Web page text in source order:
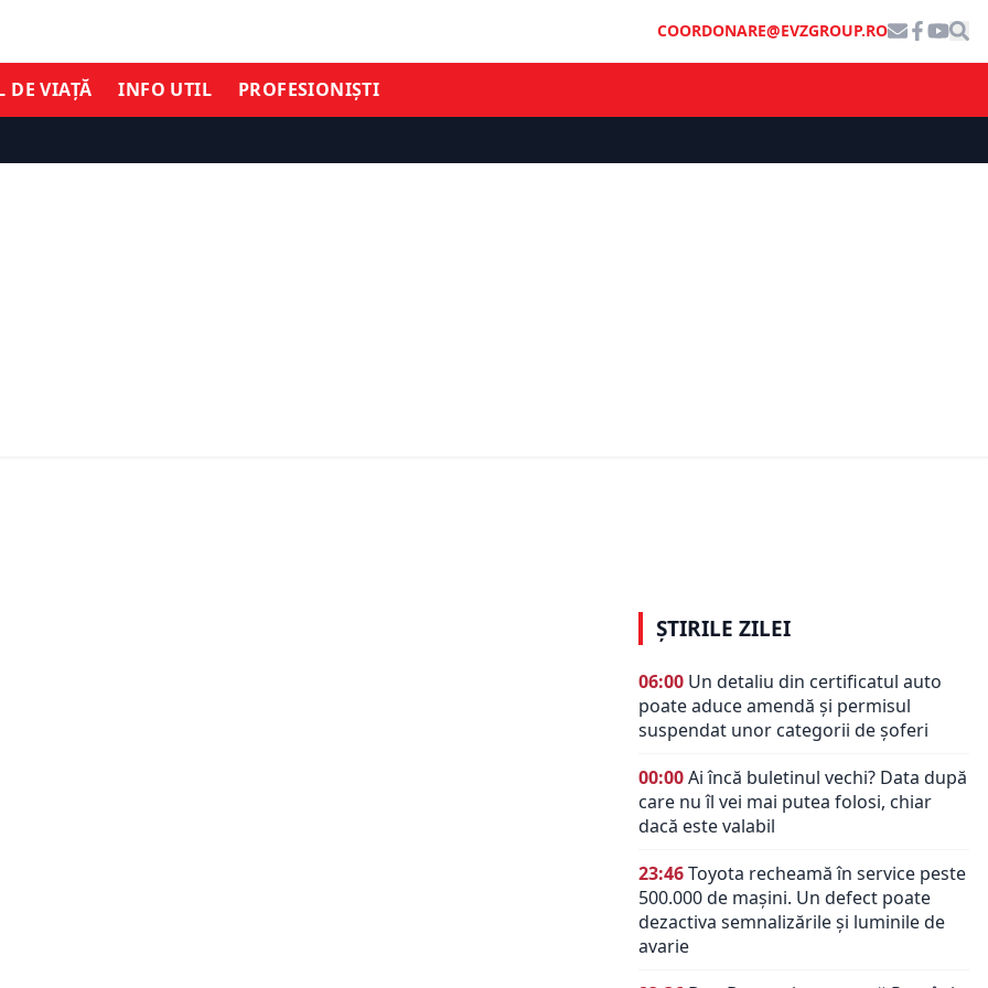
COORDONARE@EVZGROUP.RO
DE VIAȚĂ INFO UTIL PROFESIONIȘTI
ȘTIRILE ZILEI
06:00 Un detaliu din certificatul auto
poate aduce amendă și permisul
suspendat unor categorii de șoferi
00:00Ai încă buletinul vechi? Data după
care nu îl vei mai putea folosi, chiar
dacă este valabil
23:46Toyota recheamă în service peste
500.000 de mașini. Un defect poate
dezactiva semnalizările și luminile de
avarie